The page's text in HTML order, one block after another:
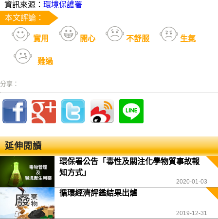
資訊來源： 環境保護署
本文評論：
實用 開心 不舒服 生氣
難過
分享：
延伸閱讀
環保署公告「毒性及關注化學物質事故報
知方式」
2020-01-03
循環經濟評鑑結果出爐
2019-12-31